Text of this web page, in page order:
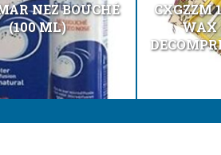
NEZ BOUCHÉ
(100 ML)
CXGZZM
WAX